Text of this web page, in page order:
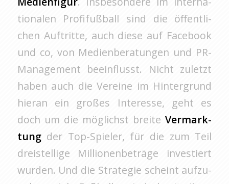
tio­na­len Pro­fi­fuß­ball sind die öf­fent­li­
chen Auf­trit­te, auch diese auf Face­book
und co, von Me­di­en­be­ra­tun­gen und PR-
Ma­nage­ment be­ein­flusst. Nicht zu­letzt
haben auch die Ver­ei­ne im Hin­ter­grund
hier­an ein gro­ßes In­ter­es­se, geht es
doch um die mög­lichst brei­teVer­mark­
tungder Top-Spie­ler, für die zum Teil
drei­stel­li­ge Mil­lio­nen­be­trä­ge in­ves­tiert
wur­den. Und die Stra­te­gie scheint auf­zu­